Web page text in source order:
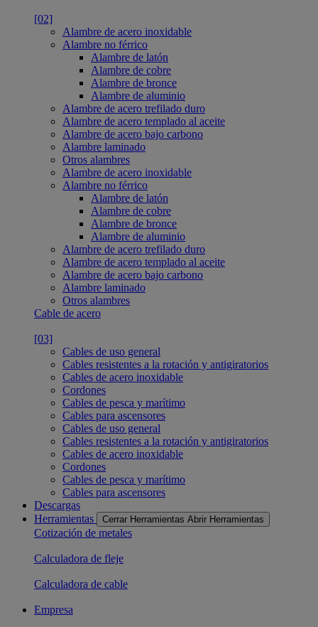
[02]
Alambre de acero inoxidable
Alambre no férrico
Alambre de latón
Alambre de cobre
Alambre de bronce
Alambre de aluminio
Alambre de acero trefilado duro
Alambre de acero templado al aceite
Alambre de acero bajo carbono
Alambre laminado
Otros alambres
Alambre de acero inoxidable
Alambre no férrico
Alambre de latón
Alambre de cobre
Alambre de bronce
Alambre de aluminio
Alambre de acero trefilado duro
Alambre de acero templado al aceite
Alambre de acero bajo carbono
Alambre laminado
Otros alambres
Cable de acero
[03]
Cables de uso general
Cables resistentes a la rotación y antigiratorios
Cables de acero inoxidable
Cordones
Cables de pesca y marítimo
Cables para ascensores
Cables de uso general
Cables resistentes a la rotación y antigiratorios
Cables de acero inoxidable
Cordones
Cables de pesca y marítimo
Cables para ascensores
Descargas
Herramientas
Cerrar Herramientas Abrir Herramientas
Cotización de metales
Calculadora de fleje
Calculadora de cable
Empresa